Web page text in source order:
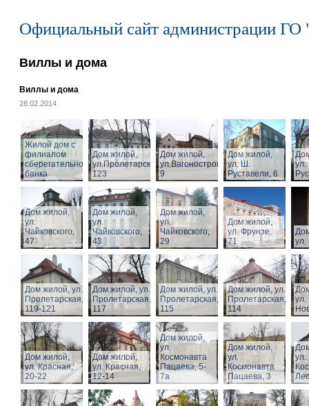
Официальный сайт администрации ГО
Виллы и дома
Виллы и дома
28.02.2014
Жилой дом с
филиалом
сберегательного
банка
Дом жилой,
ул.Пролетарская,
123
Дом жилой,
ул.Вагоностроительная,
9
Дом жилой,
ул. Ш.
Руставели, 6
Дом жилой,
ул.
Чайковского,
47
Дом жилой,
ул.
Чайковского,
43
Дом жилой,
ул.
Чайковского,
29
Дом жилой,
ул. Фрунзе,
71
ул.
Дом жилой, ул.
Пролетарская,
119-121
Дом жилой, ул.
Пролетарская,
117
Дом жилой, ул.
Пролетарская,
115
Дом жилой, ул.
Пролетарская,
114
Дом жилой,
ул. Красная,
20-22
Дом жилой,
ул. Красная,
12-14
Дом жилой,
ул.
Космонавта
Пацаева, 5-
7а
Дом жилой,
ул.
Космонавта
Пацаева, 3
ул.